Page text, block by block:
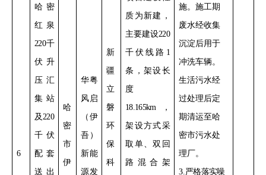
6
哈密
红泉
220千
伏升
压汇
集站
及220
千伏
配套
送出
哈
密
市
伊
华粤
风启
（伊
吾）
新能
源发
新
疆
立
磐
环
保
科
质为 新建 ，
主要建设220
千伏线路 1
条，架设长
度
18.165km，
架设方式采
取单、双回
路混合架
施。施工期
废水经收集
沉淀后用于
冲洗车辆。
生活污水经
过处理后定
期清运至哈
密市污水处
理厂。
3.严格落实噪